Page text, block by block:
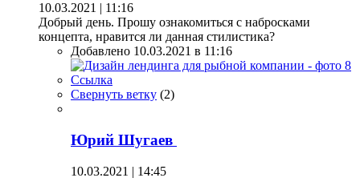
10.03.2021 | 11:16
Добрый день. Прошу ознакомиться с набросками
концепта, нравится ли данная стилистика?
Добавлено 10.03.2021 в 11:16
Ссылка
Свернуть ветку (2)
Юрий Шугаев
10.03.2021 | 14:45